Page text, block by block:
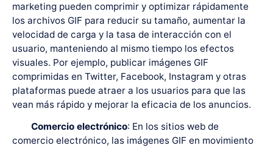
marketing pueden comprimir y optimizar rápidamente
los archivos GIF para reducir su tamaño, aumentar la
velocidad de carga y la tasa de interacción con el
usuario, manteniendo al mismo tiempo los efectos
visuales. Por ejemplo, publicar imágenes GIF
comprimidas en Twitter, Facebook, Instagram y otras
plataformas puede atraer a los usuarios para que las
vean más rápido y mejorar la eficacia de los anuncios.
Comercio electrónico: En los sitios web de
comercio electrónico, las imágenes GIF en movimiento